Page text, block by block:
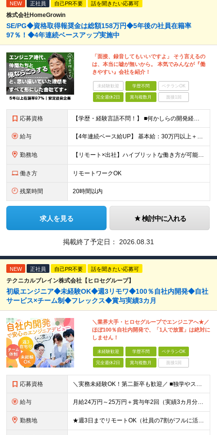
NEW 正社員 自己PR不要 話を聞きたい応募可
株式会社HomeGrowin
SE/PG◆資格取得報奨金は総額158万円◆5年後の社員在籍率
97％！◆4年連続ベースアップ実施中
「面接、録音してもいいですよ」 そう言えるの
は、本当に嘘が無いから。 本気でみんなが『働
きやすい』会社を紹介！
未経験歓迎 学歴不問 ベテランOK
完全週休2日 賞与複数月 面接1回
応募資格 【学歴・経験言語不問！】 ■何かしらの開発経験をお持ちの方 ■SESにおいて自走してプロジェクトに参画したご経験をお持ちの方 ≪当求人では当社評価基準【J2】相当のご経験者様を募集しています≫ 当社
給与 【4年連続ベース給UP】 基本給：30万円以上＋残業代(全額)＋各種手当 ※みなし残業なし ※基本給は経験や前職の給与を十分に考慮します ※交通費別途支給 ※6ヶ月間の試用期間があります（給与・待遇は
勤務地 【リモート×出社】ハイブリットな働き方が可能！ 東京、神奈川、埼玉、千葉のプロジェクト先 ■本社 神奈川県横浜市神奈川区栄町3-12 パシフィックマークス横浜イースト6F ■事業所(東京都最寄駅のみ
働き方 リモートワークOK
残業時間 20時間以内
求人を見る 検討中に入れる
掲載終了予定日： 2026.08.31
NEW 正社員 自己PR不要 話を聞きたい応募可
テクニカルブレイン株式会社【ヒロセグループ】
初級エンジニア◆未経験OK◆週3リモワ◆100％自社内開発◆自社
サービス×チーム制◆フレックス◆賞与実績3カ月
＼業界大手・ヒロセグループでエンジニアへ★／
ほぼ100％自社内開発で、「1人で放置」は絶対に
しません！
未経験歓迎 学歴不問 ベテランOK
完全週休2日 賞与複数月 面接1回
応募資格 ＼実務未経験OK！第二新卒も歓迎／ ■独学やスクール・職業訓練校等でプログラミングに触れている方 ■学歴不問 └まずはお会いするスタイルです！ 建設業界のコンサルタントなど、異業種の先輩も活躍中！
給与 月給24万円～25万円＋賞与年2回（実績3カ月分）＋住宅・家族手当 ※経験・年齢・能力を考慮し、当社規定により決定します。 ※試用期間3カ月（給与、待遇に差異はありません） ※残業代は全額支給いたしま
勤務地 ★週3日までリモートOK（社員の7割がフルに活用中！） ★駅チカで通勤快適！ ★遠方からのUIターンも歓迎！ ■東京本社 東京都台東区上野6丁目16番地22号 上野TGビル4階 ～アクセス～ ■各